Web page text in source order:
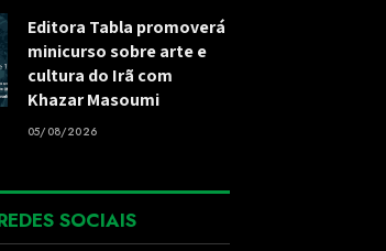
Editora Tabla promoverá
minicurso sobre arte e
cultura do Irã com
Khazar Masoumi
05/08/2026
SOCIAIS